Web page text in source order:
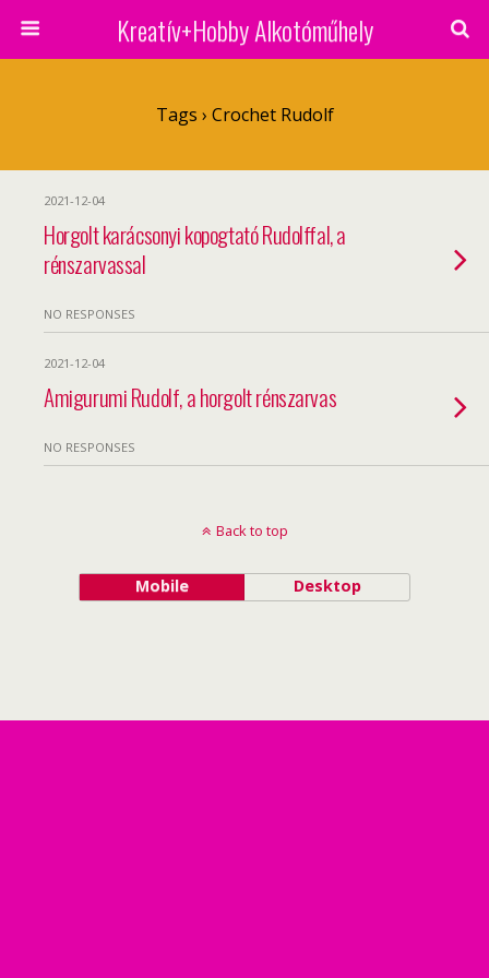
Kreatív+Hobby Alkotóműhely
Tags › Crochet Rudolf
2021-12-04
Horgolt karácsonyi kopogtató Rudolffal, a
rénszarvassal
NO RESPONSES
2021-12-04
Amigurumi Rudolf, a horgolt rénszarvas
NO RESPONSES
Back to top
Mobile Desktop